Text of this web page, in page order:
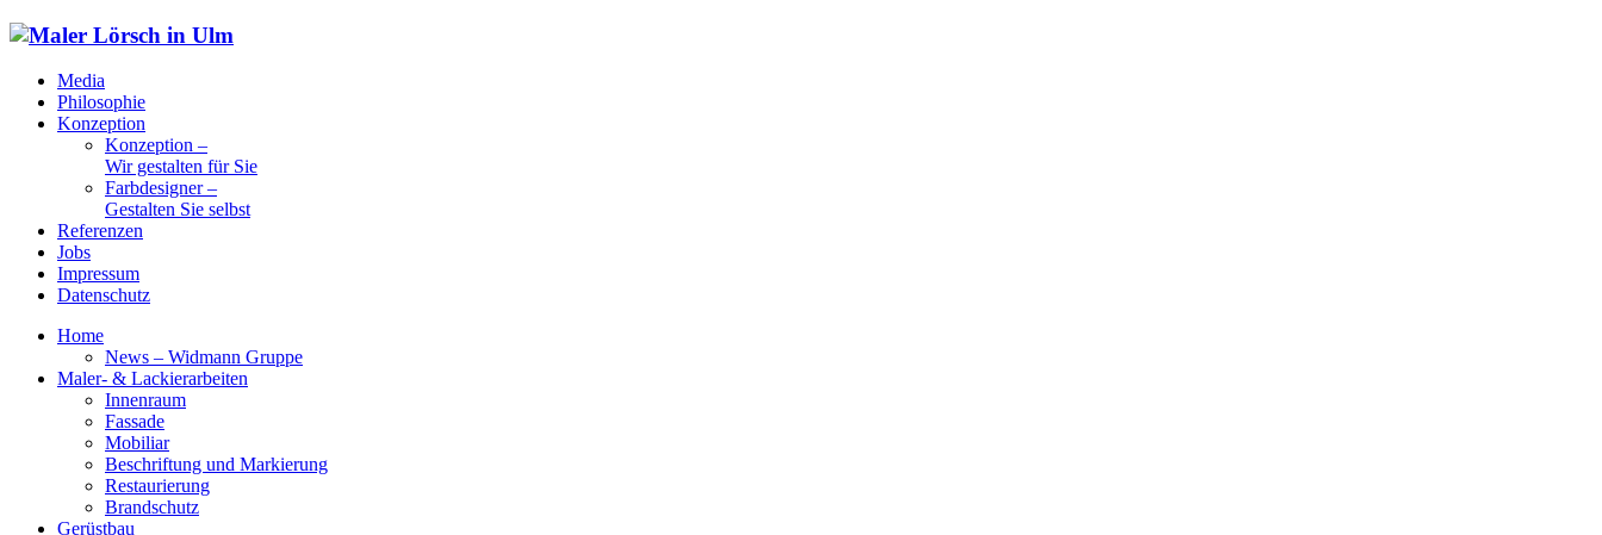
Media
Philosophie
Konzeption
Konzeption –
Wir gestalten für Sie
Farbdesigner –
Gestalten Sie selbst
Referenzen
Jobs
Impressum
Datenschutz
Home
News – Widmann Gruppe
Maler- & Lackierarbeiten
Innenraum
Fassade
Mobiliar
Beschriftung und Markierung
Restaurierung
Brandschutz
Gerüstbau